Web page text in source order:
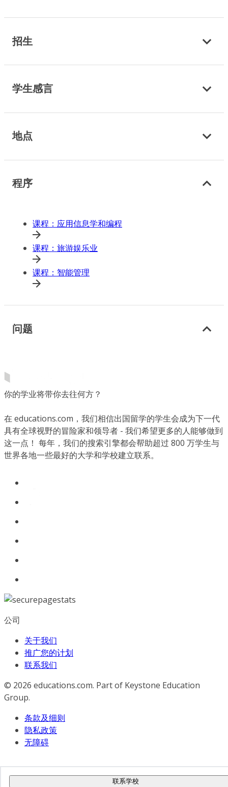
招生
学生感言
地点
程序
课程：应用信息学和编程
课程：旅游娱乐业
课程：智能管理
问题
联系学校
你的学业将带你去往何方？
在 educations.com，我们相信出国留学的学生会成为下一代
具有全球视野的冒险家和领导者 - 我们希望更多的人能够做到
这一点！ 每年，我们的搜索引擎都会帮助超过 800 万学生与
世界各地一些最好的大学和学校建立联系。
公司
关于我们
推广您的计划
联系我们
© 2026 educations.com. Part of Keystone Education
Group.
条款及细则
隐私政策
无障碍